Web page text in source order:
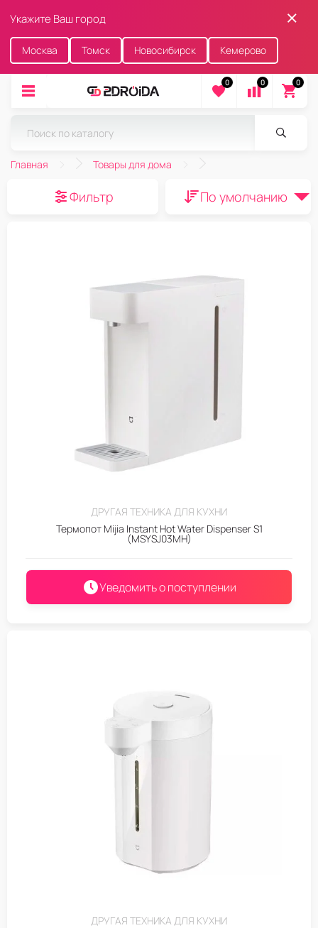
Укажите Ваш город
Москва Томск Новосибирск Кемерово
0 0 0
Главная Товары для дома
Фильтр По умолчанию
ДРУГАЯ ТЕХНИКА ДЛЯ КУХНИ
Термопот Mijia Instant Hot Water Dispenser S1
(MSYSJ03MH)
Уведомить о поступлении
ДРУГАЯ ТЕХНИКА ДЛЯ КУХНИ